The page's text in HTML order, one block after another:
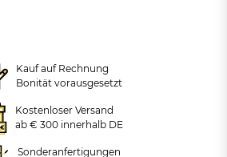
Kauf auf Rechnung
Bonität vorausgesetzt
Kostenloser Versand
ab € 300 innerhalb DE
Sonderanfertigungen